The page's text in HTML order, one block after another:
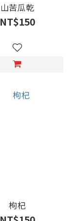
山苦瓜乾
NT$150
枸杞